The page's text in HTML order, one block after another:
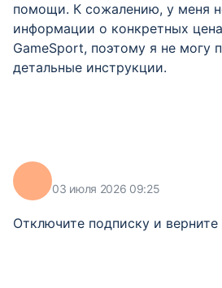
помощи. К сожалению, у меня
информации о конкретных
GameSport, поэтому я не могу
детальные инструкции.
03 июля 2026 09:25
Отключите подписку и верните